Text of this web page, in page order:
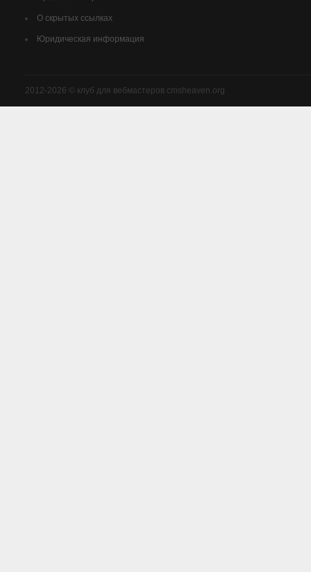
О скрытых ссылках
Юридическая информация
2012-2026 © клуб для вебмастеров cmsheaven.org